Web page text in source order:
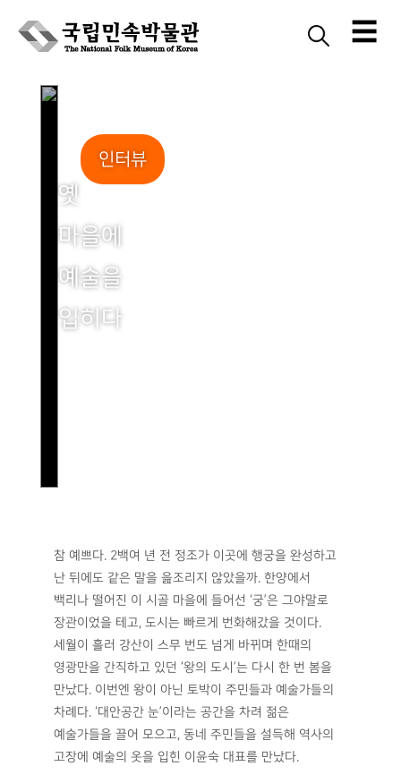
☰
Skip
인터뷰
옛
마을에
예술을
입히다
참 예쁘다. 2백여 년 전 정조가 이곳에 행궁을 완성하고
난 뒤에도 같은 말을 읊조리지 않았을까. 한양에서
백리나 떨어진 이 시골 마을에 들어선 ‘궁’은 그야말로
장관이었을 테고, 도시는 빠르게 번화해갔을 것이다.
세월이 흘러 강산이 스무 번도 넘게 바뀌며 한때의
영광만을 간직하고 있던 ‘왕의 도시’는 다시 한 번 봄을
만났다. 이번엔 왕이 아닌 토박이 주민들과 예술가들의
차례다. ‘대안공간 눈’이라는 공간을 차려 젊은
예술가들을 끌어 모으고, 동네 주민들을 설득해 역사의
고장에 예술의 옷을 입힌 이윤숙 대표를 만났다.